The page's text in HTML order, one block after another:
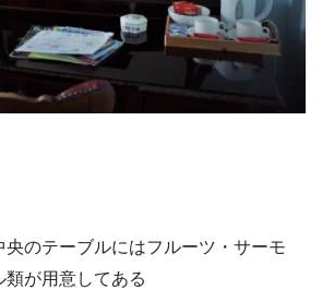
央のテーブルにはフルーツ・サーモ
類が用意してある